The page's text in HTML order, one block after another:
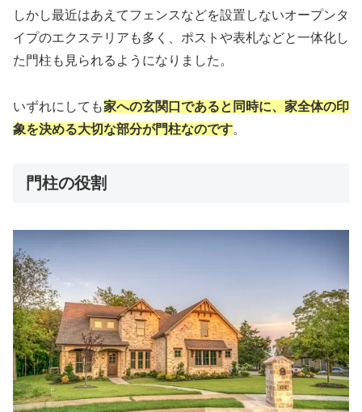
しかし最近はあえてフェンスなどを設置しないオープンタ
イプのエクステリアも多く、ポストや表札などと一体化し
た門柱も見られるようになりました。
いずれにしても家への玄関口であると同時に、家全体の印
象を決める大切な部分が門柱なのです。
門柱の役割